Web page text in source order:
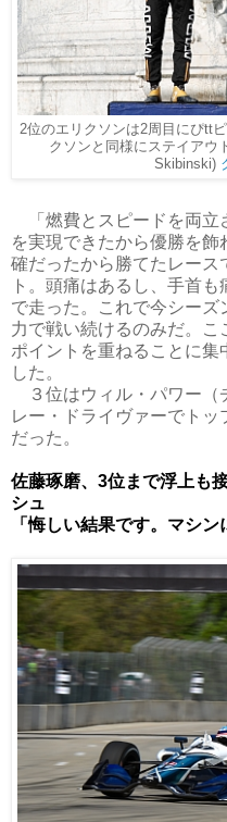
2位のエリクソンは2周目にぴtt
クソンと同様にステイア
Skibinski)
「燃費とスピードを両立
を実現できたから優勝を
確だったから勝てたレース
ト。頭痛はあるし、手首
で走った。これで今シー
力で戦い続けるのみだ。こ
ポイントを重ねることに
した。
３位はウィル・パワー（
レー・ドライヴァーでト
だった。
佐藤琢磨、3位まで浮上も
シュ
「悔しい結果です。マシ